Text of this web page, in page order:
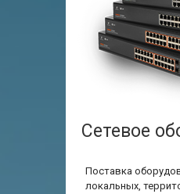
Сетевое
Поставка
локальных,